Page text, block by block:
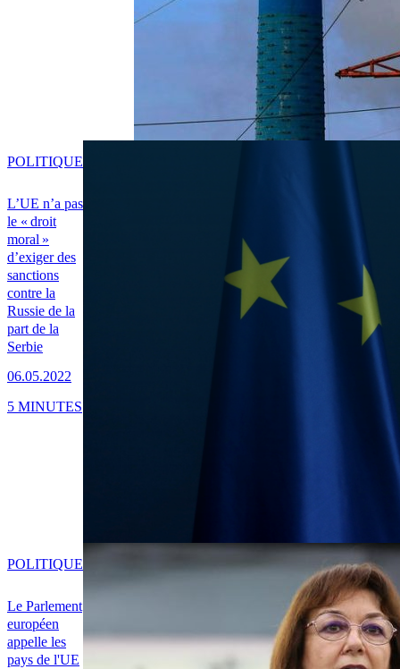
L’UE n’a pas
le « droit
moral »
d’exiger des
sanctions
contre la
Russie de la
part de la
Serbie
06.05.2022
POLITIQUE
5 MINUTES
Le Parlement
européen
appelle les
pays de l'UE
POLITIQUE